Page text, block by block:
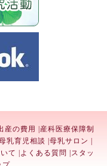
産の費用 |産科医療保障制
乳育児相談 |母乳サロン |
て |よくある質問 |スタッ